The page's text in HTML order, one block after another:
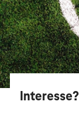
Interesse?